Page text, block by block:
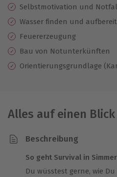
Selbstmotivation und
Wasser finden und
Feuererzeugung
Bau von Notunterkünften
Orientierungsgrundlage
Alles auf einen Blick
Beschreibung
So geht Survival in
Du wüsstest gerne, wie